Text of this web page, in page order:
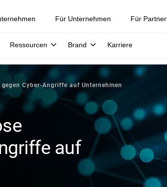
Für Unternehmen Für Partner
Ressourcen Brand Karriere
Cyber-Angriffe auf Unternehmen
auf